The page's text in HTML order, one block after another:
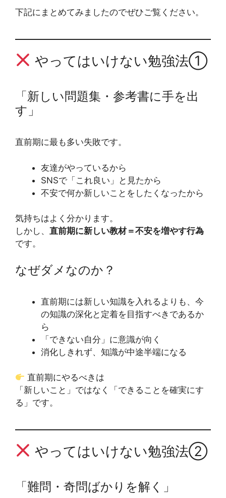
下記にまとめてみましたのでぜひご覧ください。
やってはいけない勉強法①
「新しい問題集・参考書に手を出
す」
直前期に最も多い失敗です。
友達がやっているから
SNSで「これ良い」と見たから
不安で何か新しいことをしたくなったから
気持ちはよく分かります。
しかし、 直前期に新しい教材＝不安を増やす行為
です。
なぜダメなのか？
直前期には新しい知識を入れるよりも、今
の知識の深化と定着を目指すべきであるか
ら
「できない自分」に意識が向く
消化しきれず、知識が中途半端になる
直前期にやるべきは
「新しいこと」ではなく「できることを確実にす
る」です。
やってはいけない勉強法②
「難問・奇問ばかりを解く」